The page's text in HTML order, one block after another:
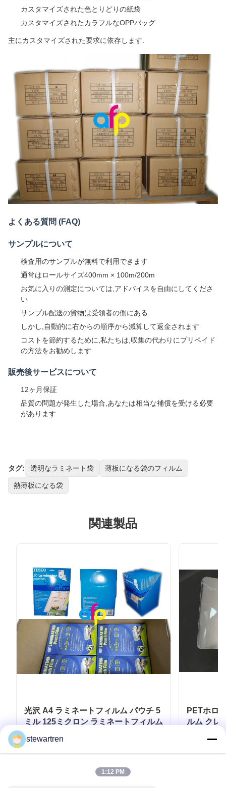
カスタマイズされた色とりどりの紙袋
カスタマイズされたカラフルなOPPバッグ
主にカスタマイズされた要求に依存します.
よくある質問 (FAQ)
サンプルについて
検査用のサンプルが無料で利用できます
通常はロールサイズ400mm × 100m/200m
お気に入りの測定については,アドバイスを自由にしてくださ
い
サンプル配送の貨物は受領者の側にある
しかし,自動的に右からの順序から減算して返金されます
コストを節約するために,私たちは,収集の代わりにプリペイド
の方法をお勧めします
販売後サービスについて
12ヶ月保証
品質の問題が発生した場合,あなたは相当な補償を受ける必要
があります
タグ: 透明なラミネート袋 薄板になる袋のフィルム
熱薄板になる袋
関連製品
光沢 A4 ラミネートフィルム パウチ 5
ミル 125ミクロン ラミネートフィルム
PETホロ
ルム クレ
stewartren
1:12 PM